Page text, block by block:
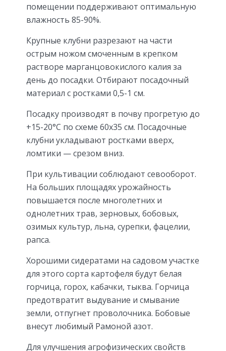
помещении поддерживают оптимальную
влажность 85-90%.
Крупные клубни разрезают на части
острым ножом смоченным в крепком
растворе марганцовокислого калия за
день до посадки. Отбирают посадочный
материал с ростками 0,5-1 см.
Посадку производят в почву прогретую до
+15-20°С по схеме 60х35 см. Посадочные
клубни укладывают ростками вверх,
ломтики — срезом вниз.
При культивации соблюдают севооборот.
На больших площадях урожайность
повышается после многолетних и
однолетних трав, зерновых, бобовых,
озимых культур, льна, сурепки, фацелии,
рапса.
Хорошими сидератами на садовом участке
для этого сорта картофеля будут белая
горчица, горох, кабачки, тыква. Горчица
предотвратит выдувание и смывание
земли, отпугнет проволочника. Бобовые
внесут любимый Рамоной азот.
Для улучшения агрофизических свойств